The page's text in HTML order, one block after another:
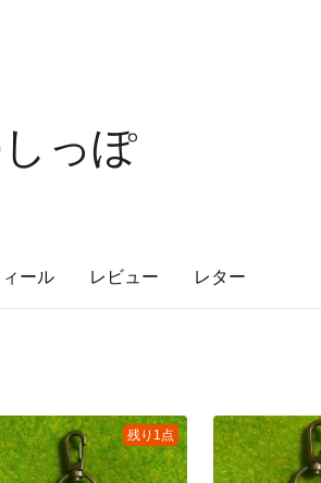
っぽ
ール レビュー レター
残り1点